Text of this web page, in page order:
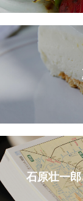
石原壮一